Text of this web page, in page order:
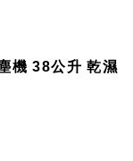
機 38公升 乾濕